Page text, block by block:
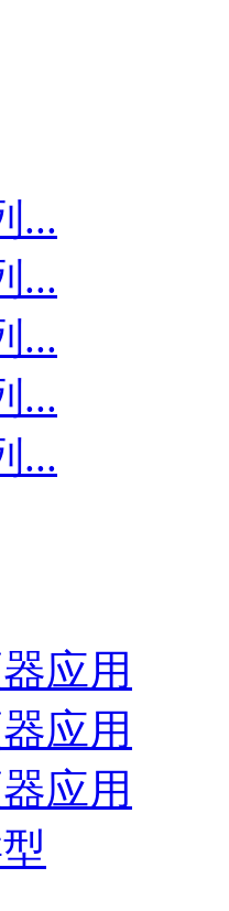
...
...
...
...
...
应用
应用
应用